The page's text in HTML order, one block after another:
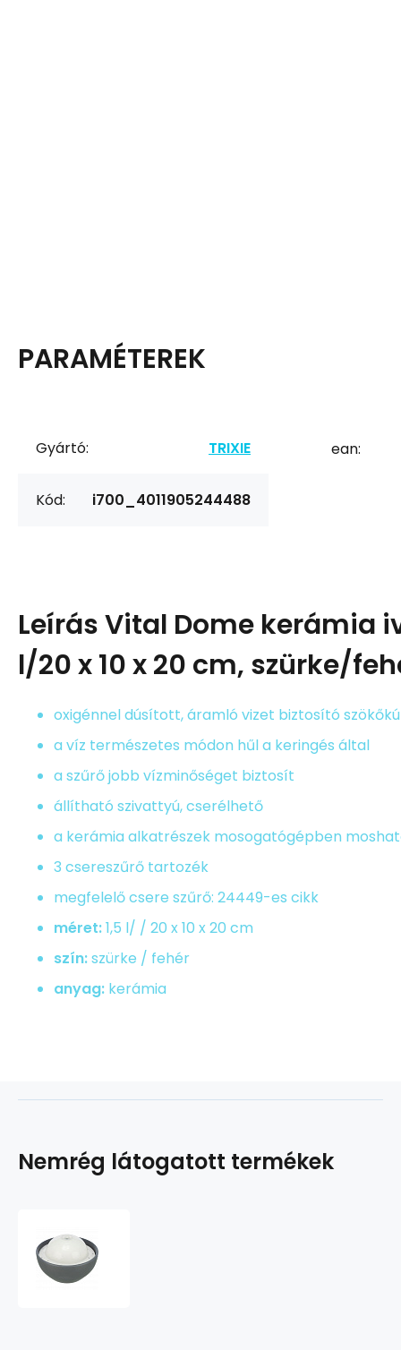
PARAMÉTEREK
Gyártó: TRIXIE
Kód: i700_4011905244488
ean:
LeírásVital Dome kerámia
l/20 x 10 x 20 cm, szürke/
oxigénnel dúsított, áramló vizet biztosító
a víz természetes módon hűl a keringés által
a szűrő jobb vízminőséget biztosít
állítható szivattyú, cserélhető
a kerámia alkatrészek mosogatógépben
3 csereszűrő tartozék
megfelelő csere szűrő: 24449-es cikk
méret:1,5 l/ / 20 x 10 x 20 cm
szín:szürke / fehér
anyag: kerámia
Nemrég látogatott termékek